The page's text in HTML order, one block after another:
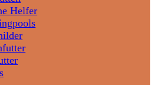
Helfer